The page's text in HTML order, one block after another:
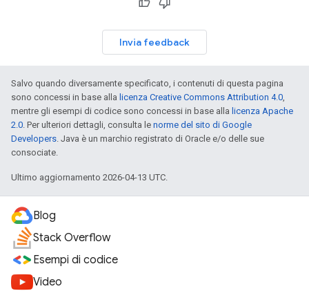
Invia feedback
Salvo quando diversamente specificato, i contenuti di questa pagina
sono concessi in base alla licenza Creative Commons Attribution 4.0,
mentre gli esempi di codice sono concessi in base alla licenza Apache
2.0. Per ulteriori dettagli, consulta le norme del sito di Google
Developers. Java è un marchio registrato di Oracle e/o delle sue
consociate.
Ultimo aggiornamento 2026-04-13 UTC.
Blog
Stack Overflow
Esempi di codice
Video